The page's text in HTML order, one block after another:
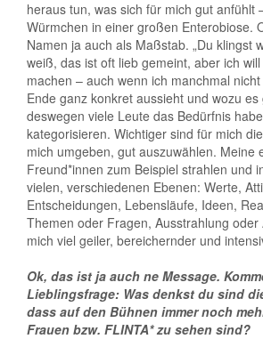
heraus tun, was sich für mich gut anfühlt
Würmchen in einer großen Enterobiose.
Namen ja auch als Maßstab. „Du klingst
weiß, das ist oft lieb gemeint, aber ich
machen – auch wenn ich manchmal
Ende ganz konkret aussieht und wozu es
deswegen viele Leute das Bedürfnis
kategorisieren. Wichtiger sind für mich
mich umgeben, gut auszuwählen. Meine
Freund*innen zum Beispiel strahlen und
vielen, verschiedenen Ebenen: Werte,
Entscheidungen, Lebensläufe, Ideen,
Themen oder Fragen, Ausstrahlung oder
mich viel geiler, bereichernder und
Ok, das ist ja auch ne Message.
Lieblingsfrage: Was denkst du sind
dass auf den Bühnen immer noch
Frauen bzw. FLINTA* zu sehen sind?